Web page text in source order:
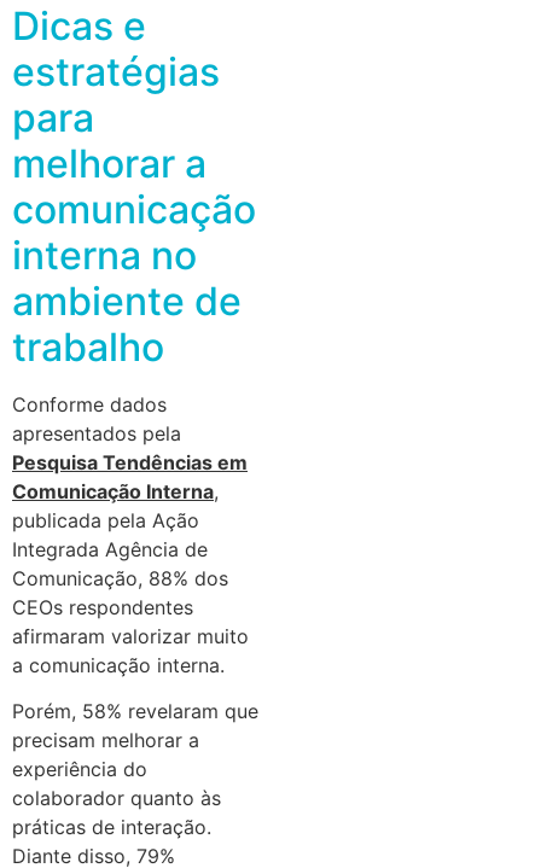
Dicas e
estratégias
para
melhorar a
comunicação
interna no
ambiente de
trabalho
Conforme dados
apresentados pela
Pesquisa Tendências em
Comunicação Interna,
publicada pela Ação
Integrada Agência de
Comunicação, 88% dos
CEOs respondentes
afirmaram valorizar muito
a comunicação interna.
Porém, 58% revelaram que
precisam melhorar a
experiência do
colaborador quanto às
práticas de interação.
Diante disso, 79%